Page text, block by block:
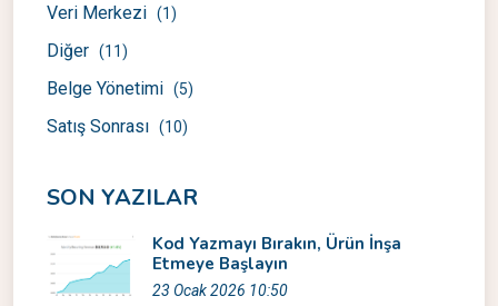
Veri Merkezi (1)
Diğer (11)
Belge Yönetimi (5)
Satış Sonrası (10)
SON YAZILAR
Kod Yazmayı Bırakın, Ürün İnşa
Etmeye Başlayın
23 Ocak 2026 10:50